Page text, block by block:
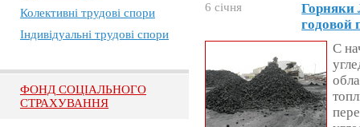
Колективні трудові спори
Індивідуальні трудові спори
ФОНД СОЦІАЛЬНОГО
СТРАХУВАННЯ
6 січня
годовой
С